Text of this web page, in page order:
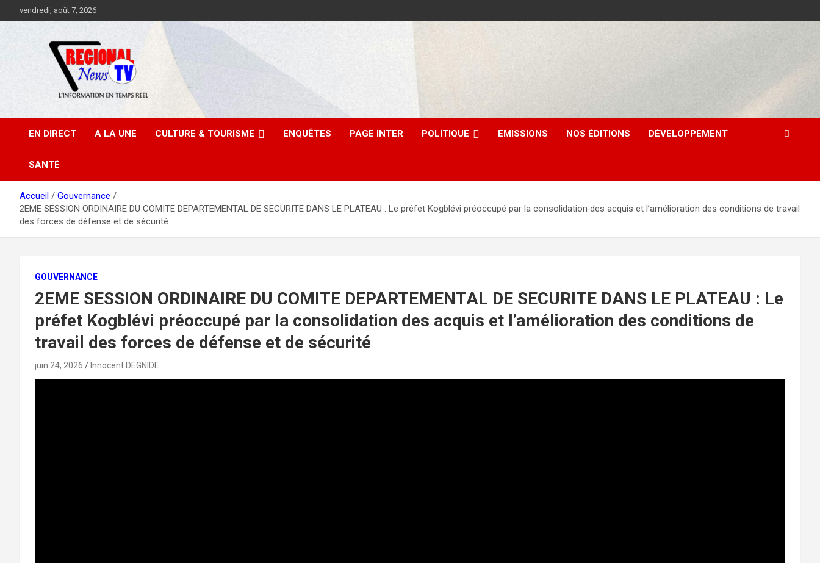
au
vendredi, août 7, 2026
EN DIRECT A LA UNE CULTURE & TOURISME ENQUÊTES PAGE INTER POLITIQUE EMISSIONS NOS ÉDITIONS DÉVELOPPEMENT
SANTÉ
Accueil
Gouvernance
2EME SESSION ORDINAIRE DU COMITE DEPARTEMENTAL DE SECURITE DANS LE PLATEAU : Le préfet Kogblévi préoccupé par la consolidation des acquis et l’amélioration des conditions de travail
des forces de défense et de sécurité
GOUVERNANCE
2EME SESSION ORDINAIRE DU COMITE DEPARTEMENTAL DE SECURITE DANS LE PLATEAU : Le
préfet Kogblévi préoccupé par la consolidation des acquis et l’amélioration des conditions de
travail des forces de défense et de sécurité
juin 24, 2026 Innocent DEGNIDE